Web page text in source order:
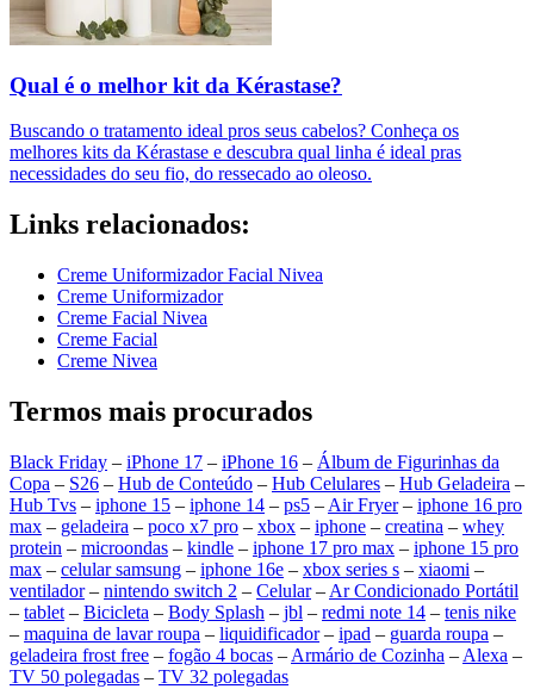
Qual é o melhor kit da Kérastase?
Buscando o tratamento ideal pros seus cabelos? Conheça os
melhores kits da Kérastase e descubra qual linha é ideal pras
necessidades do seu fio, do ressecado ao oleoso.
Links relacionados:
Creme Uniformizador Facial Nivea
Creme Uniformizador
Creme Facial Nivea
Creme Facial
Creme Nivea
Termos mais procurados
Black Friday – iPhone 17 – iPhone 16 – Álbum de Figurinhas da
Copa – S26 – Hub de Conteúdo – Hub Celulares – Hub Geladeira –
Hub Tvs – iphone 15 – iphone 14 – ps5 – Air Fryer– iphone 16 pro
max – geladeira – poco x7 pro – xbox – iphone – creatina – whey
protein – microondas – kindle – iphone 17 pro max – iphone 15 pro
max – celular samsung – iphone 16e – xbox series s – xiaomi –
ventilador– nintendo switch 2 – Celular– Ar Condicionado Portátil
– tablet – Bicicleta – Body Splash – jbl – redmi note 14 – tenis nike
– maquina de lavar roupa – liquidificador– ipad – guarda roupa –
geladeira frost free – fogão 4 bocas – Armário de Cozinha – Alexa –
TV 50 polegadas – TV 32 polegadas